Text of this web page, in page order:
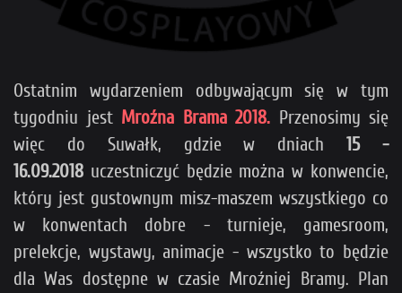
Ostatnim wydarzeniem odbywającym się w tym
tygodniu jest Mroźna Brama 2018. Przenosimy się
więc do Suwałk, gdzie w dniach15 -
16.09.2018 uczestniczyć będzie można w konwencie,
który jest gustownym misz-maszem wszystkiego co
w konwentach dobre - turnieje, gamesroom,
prelekcje, wystawy, animacje - wszystko to będzie
dla Was dostępne w czasie Mroźniej Bramy. Plan